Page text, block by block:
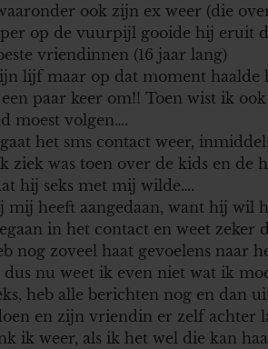
ook zijn ex weer (die
op de vuurpijl gooide hij eruit
vriendinnen (16 jaar lang)
lijf maar op dat moment haalde
paar keer om!! Toen wist ik
moest volgen….
het sms contact weer,
was toen over de kids en de
hij seks met mij wilde….
mij heeft aangedaan, want hij wil
in het contact en weet zeker
nog zoveel haat gevoelens naar
nu weet ik even niet wat ik
heb alle berichten nog en dan
en zijn vriendin er zelf achter
ik weer, als ik het wel die kan